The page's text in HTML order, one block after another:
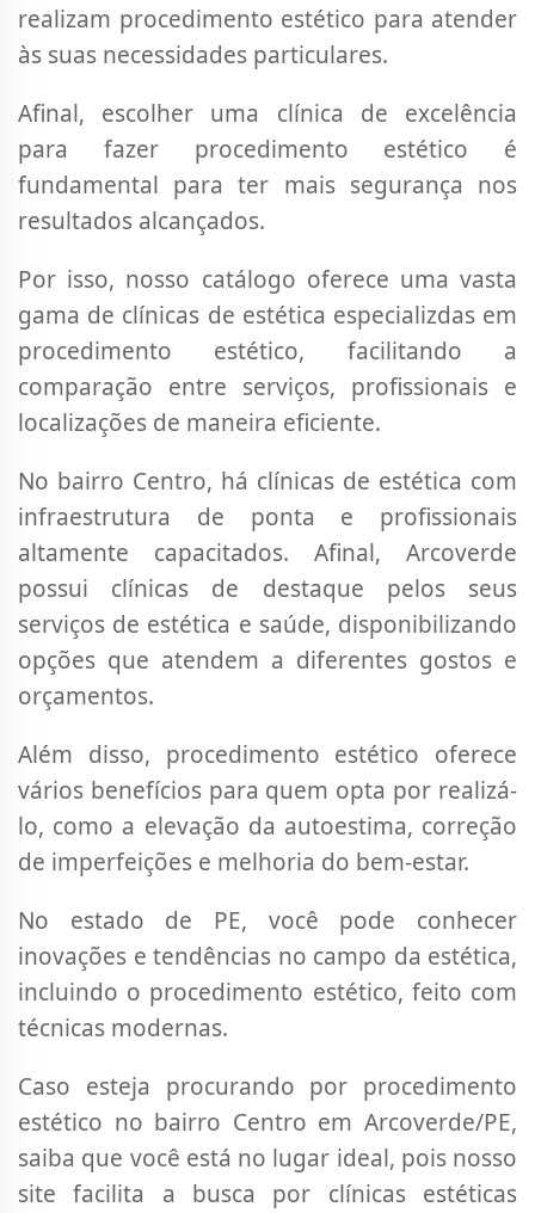
realizam procedimento estético para atender
às suas necessidades particulares.
Afinal, escolher uma clínica de excelência
para fazer procedimento estético é
fundamental para ter mais segurança nos
resultados alcançados.
Por isso, nosso catálogo oferece uma vasta
gama de clínicas de estética especializdas em
procedimento estético, facilitando a
comparação entre serviços, profissionais e
localizações de maneira eficiente.
No bairro Centro, há clínicas de estética com
infraestrutura de ponta e profissionais
altamente capacitados. Afinal, Arcoverde
possui clínicas de destaque pelos seus
serviços de estética e saúde, disponibilizando
opções que atendem a diferentes gostos e
orçamentos.
Além disso, procedimento estético oferece
vários benefícios para quem opta por realizá-
lo, como a elevação da autoestima, correção
de imperfeições e melhoria do bem-estar.
No estado de PE, você pode conhecer
inovações e tendências no campo da estética,
incluindo o procedimento estético, feito com
técnicas modernas.
Caso esteja procurando por procedimento
estético no bairro Centro em Arcoverde/PE,
saiba que você está no lugar ideal, pois nosso
site facilita a busca por clínicas estéticas